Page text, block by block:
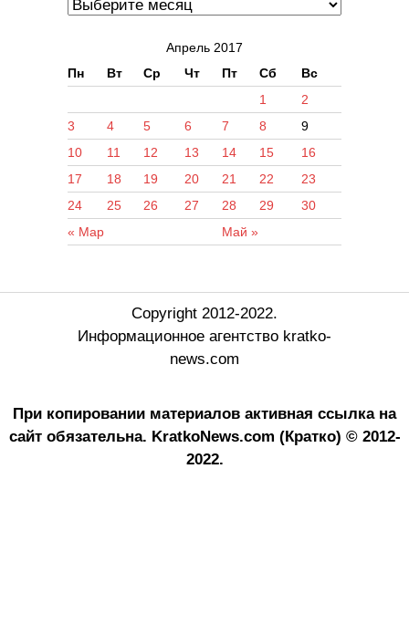
Апрель 2017
Пн
Вт Ср Чт Пт Сб Вс
« Мар Май »
1
2
3
4 5 6 7 8
9
10
11 12 13 14 15
16
17
18 19 20 21 22
23
24
25 26 27 28 29 30
Copyright 2012-2022.
Информационное агентство kratko-
news.com
При копировании материалов активная ссылка на
сайт обязательна. KratkoNews.com (Кратко) © 2012-
2022.